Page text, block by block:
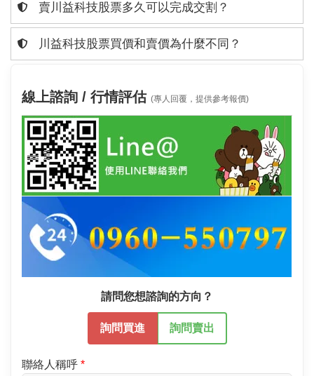
賣川益科技股票多久可以完成交割？
川益科技股票買價和賣價為什麼不同？
線上諮詢 / 行情評估 (專人回覆，提供參考報價)
請問您想諮詢的方向？
詢問買進 詢問賣出
聯絡人稱呼